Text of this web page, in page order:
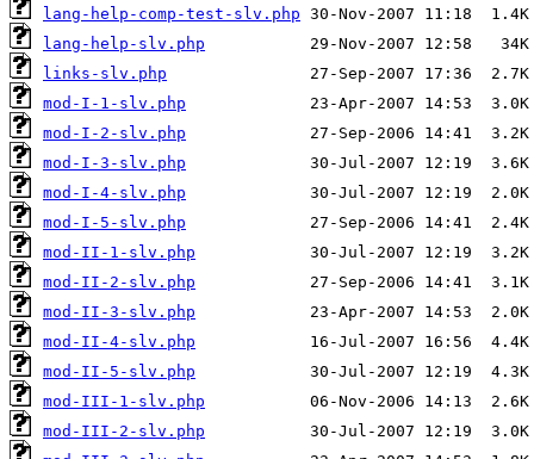
lang-help-comp-test-slv.php
lang-help-slv.php
links-slv.php
mod-I-1-slv.php
mod-I-2-slv.php
mod-I-3-slv.php
mod-I-4-slv.php
mod-I-5-slv.php
mod-II-1-slv.php
mod-II-2-slv.php
mod-II-3-slv.php
mod-II-4-slv.php
mod-II-5-slv.php
mod-III-1-slv.php
mod-III-2-slv.php